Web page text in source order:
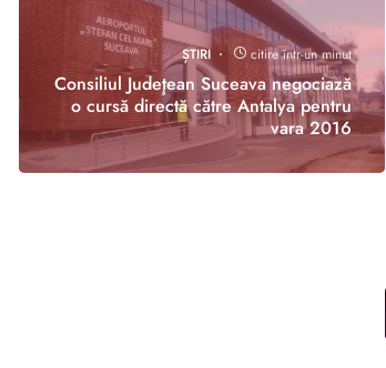
ȘTIRI citire într-un minut
Consiliul Judeţean Suceava negociază
o cursă directă către Antalya pentru
vara 2016